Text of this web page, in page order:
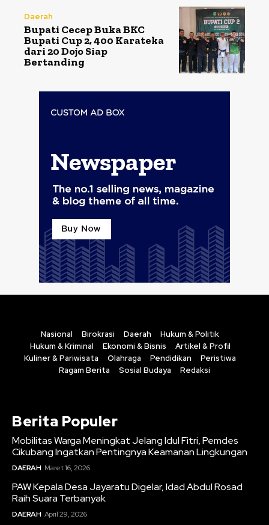
Daerah
Bupati Cecep Buka BKC
Bupati Cup 2, 400 Karateka
dari 20 Dojo Siap
Bertanding
Nasional Birokrasi Daerah
Hukum & Politik
Hukum & Kriminal
Ekonomi & Bisnis
Artikel & Profil
Kuliner & Pariwisata
Olahraga Pendidikan
Peristiwa
Ragam Berita
Sosial Budaya Redaksi
Berita Populer
Mobilitas Warga Meningkat Jelang Idul Fitri, Pemdes
Cikubang Ingatkan Pentingnya Keamanan Lingkungan
DAERAH Maret 16, 2026
PAW Kepala Desa Jayaratu Digelar, Idad Abdul Rosad
Raih Suara Terbanyak
DAERAH April 29, 2026